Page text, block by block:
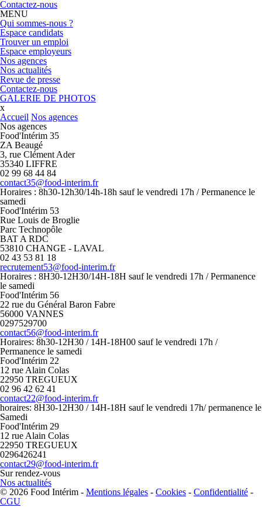
Contactez-nous
MENU
Qui sommes-nous ?
Espace candidats
Trouver un emploi
Espace employeurs
Nos agences
Nos actualités
Revue de presse
Contactez-nous
GALERIE DE PHOTOS
x
Accueil Nos agences
Nos agences
Food'Intérim 35
ZA Beaugé
3, rue Clément Ader
35340 LIFFRE
02 99 68 44 84
contact35@food-interim.fr
Horaires : 8h30-12h30/14h-18h sauf le vendredi 17h / Permanence le
samedi
Food'Intérim 53
Rue Louis de Broglie
Parc Technopôle
BAT A RDC
53810 CHANGE - LAVAL
02 43 53 81 18
recrutement53@food-interim.fr
Horaires : 8H30-12H30/14H-18H sauf le vendredi 17h / Permanence
le samedi
Food'Intérim 56
22 rue du Général Baron Fabre
56000 VANNES
0297529700
contact56@food-interim.fr
Horaires: 8h30-12H30 / 14H-18H00 sauf le vendredi 17h /
Permanence le samedi
Food'Intérim 22
12 rue Alain Colas
22950 TREGUEUX
02 96 42 62 41
contact22@food-interim.fr
horaires: 8H30-12H30 / 14H-18H sauf le vendredi 17h/ permanence le
Samedi
Food'Intérim 29
12 rue Alain Colas
22950 TREGUEUX
0296426241
contact29@food-interim.fr
Sur rendez-vous
Nos actualités
© 2026 Food Intérim - Mentions légales - Cookies - Confidentialité -
CGU